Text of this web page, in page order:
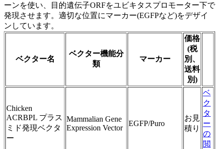
ーンを使い、目的遺伝子ORFをユビキタスプロモーター下で
発現させます。適切な位置にマーカー(EGFPなど)をデザイ
ンしています。
ベクター名
ベクター機能分
類
マーカー
価格
(税
別、
送料
別)
Chicken
ACRBPL プラス
ミド発現ベクタ
ー
Mammalian Gene
Expression Vector
EGFP/Puro
お見
積り
ベ
ク
タ
ー
の
閲